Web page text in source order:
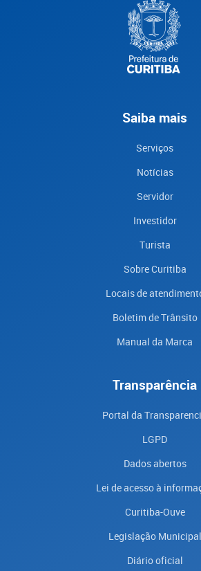
Saiba mais
Serviços
Notícias
Servidor
Investidor
Turista
Sobre Curitiba
Locais de
Boletim de Trânsito
Manual da Marca
Transparência
Portal da
LGPD
Dados abertos
Lei de acesso à
Curitiba-Ouve
Legislação Municipal
Diário oficial